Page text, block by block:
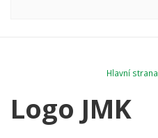
Hlavní strana
Logo JMK